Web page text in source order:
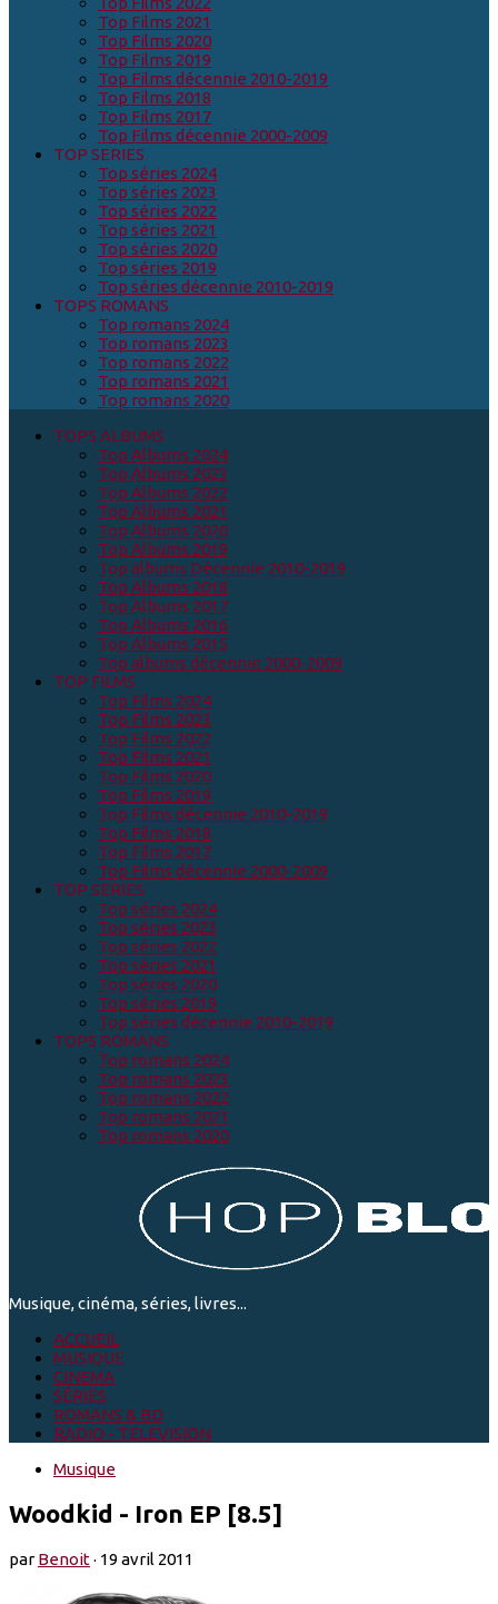
Top Films 2021
Top Films 2020
Top Films 2019
Top Films décennie 2010-2019
Top Films 2018
Top Films 2017
Top Films décennie 2000-2009
TOP SERIES
Top séries 2024
Top séries 2023
Top séries 2022
Top séries 2021
Top séries 2020
Top séries 2019
Top séries décennie 2010-2019
TOPS ROMANS
Top romans 2024
Top romans 2023
Top romans 2022
Top romans 2021
Top romans 2020
TOPS ALBUMS
Top Albums 2024
Top Albums 2023
Top Albums 2022
Top Albums 2021
Top Albums 2020
Top Albums 2019
Top albums Décennie 2010-2019
Top Albums 2018
Top Albums 2017
Top Albums 2016
Top Albums 2015
Top albums décennie 2000-2009
TOP FILMS
Top Films 2024
Top Films 2023
Top Films 2022
Top Films 2021
Top Films 2020
Top Films 2019
Top Films décennie 2010-2019
Top Films 2018
Top Films 2017
Top Films décennie 2000-2009
TOP SERIES
Top séries 2024
Top séries 2023
Top séries 2022
Top séries 2021
Top séries 2020
Top séries 2019
Top séries décennie 2010-2019
TOPS ROMANS
Top romans 2024
Top romans 2023
Top romans 2022
Top romans 2021
Top romans 2020
Musique, cinéma, séries, livres...
ACCUEIL
MUSIQUE
CINEMA
SÉRIES
ROMANS & BD
RADIO - TELEVISION
Musique
Woodkid - Iron EP [8.5]
parBenoit· 19 avril 2011